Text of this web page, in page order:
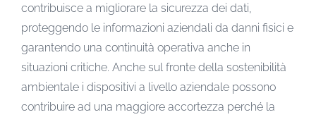
contribuisce a migliorare la sicurezza dei dati,
proteggendo le informazioni aziendali da danni fisici e
garantendo una continuità operativa anche in
situazioni critiche. Anche sul fronte della sostenibilità
ambientale i dispositivi a livello aziendale possono
contribuire ad una maggiore accortezza perché la